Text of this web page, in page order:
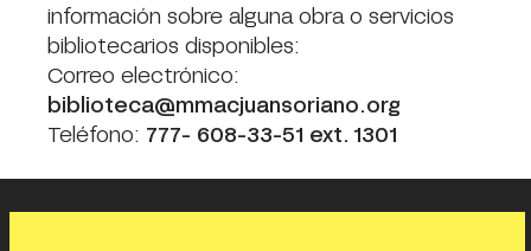
información sobre alguna obra o servicios
bibliotecarios disponibles:
Correo electrónico:
biblioteca@mmacjuansoriano.org
Teléfono: 777- 608-33-51 ext. 1301